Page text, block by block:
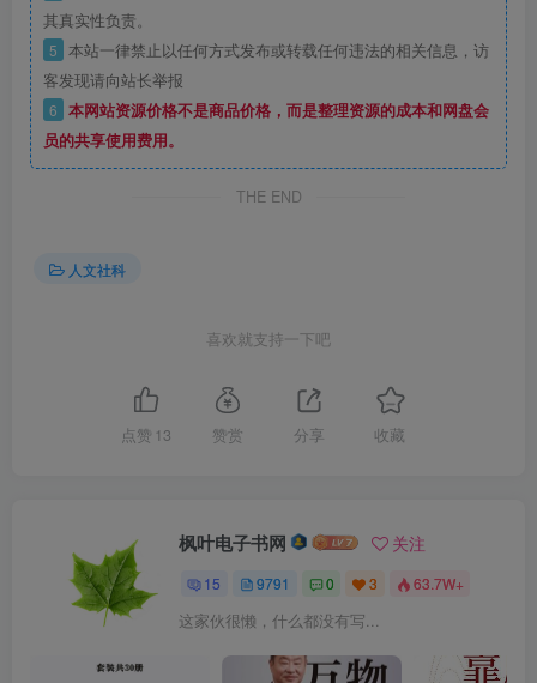
其真实性负责。
5 本站一律禁止以任何方式发布或转载任何违法的相关信息，访
客发现请向站长举报
6 本网站资源价格不是商品价格，而是整理资源的成本和网盘会
员的共享使用费用。
THE END
人文社科
喜欢就支持一下吧
点赞 13 赞赏 分享 收藏
枫叶电子书网 关注
15 9791 0 3 63.7W+
这家伙很懒，什么都没有写...